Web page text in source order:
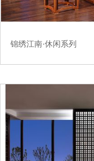
锦绣江南·休闲系列